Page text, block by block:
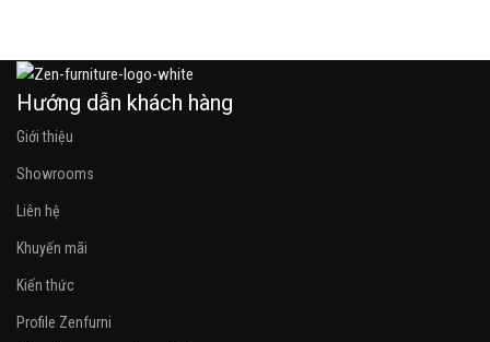
Hướng dẫn khách hàng
Giới thiệu
Showrooms
Liên hệ
Khuyến mãi
Kiến thức
Profile Zenfurni